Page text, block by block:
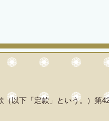
以下「定款」という。）第